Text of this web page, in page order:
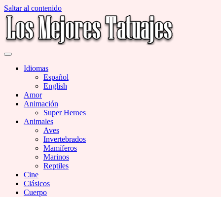
Saltar al contenido
Miles de Imágenes de Tatuajes en Galerías
Idiomas
Español
English
Amor
Animación
Super Heroes
Animales
Aves
Invertebrados
Mamíferos
Marinos
Reptiles
Cine
Clásicos
Cuerpo